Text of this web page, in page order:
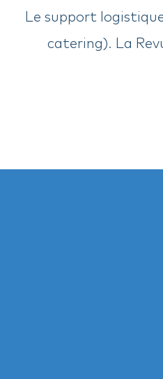
Le support
catering). La